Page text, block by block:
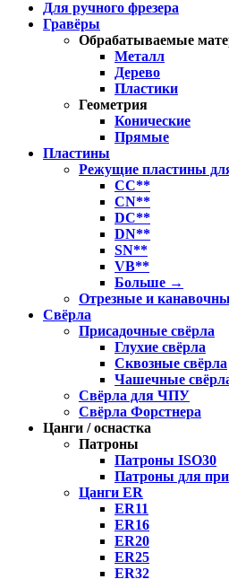
Для ручного фрезера
Гравёры
Обрабатываемые
Металл
Дерево
Пластики
Геометрия
Конические
Прямые
Пластины
Режущие пластины
CC**
CN**
DC**
DN**
SN**
VB**
Больше →
Отрезные и
Свёрла
Присадочные свёрла
Глухие свёрла
Сквозные свёрла
Чашечные
Свёрла для ЧПУ
Свёрла Форстнера
Цанги / оснастка
Патроны
Патроны ISO30
Патроны для
Цанги ER
ER11
ER16
ER20
ER25
ER32